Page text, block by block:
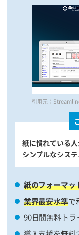
引用元：
紙に慣れている人
シンプルなシス
紙のフォーマッ
業界最安⽔準で
90日間無料ト